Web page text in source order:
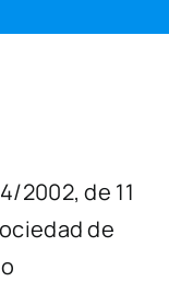
PISCINAS
REFORMAS
2002, de 11
de